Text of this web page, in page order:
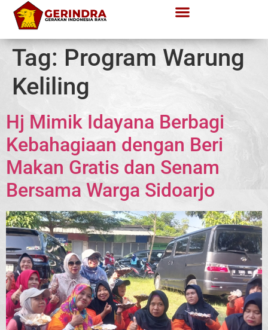
Tag: Program Warung
Keliling
Hj Mimik Idayana Berbagi
Kebahagiaan dengan Beri
Makan Gratis dan Senam
Bersama Warga Sidoarjo